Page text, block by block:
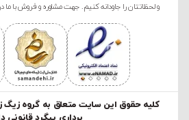
و لحظاتتان را جاودانه کنیم. جهت مشاوره و فروش با ما
کليه حقوق این سایت متعلق به گروه